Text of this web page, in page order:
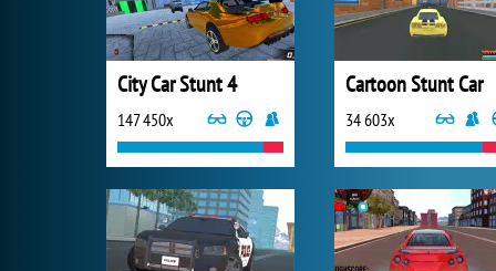
City Car Stunt 4
147 450x
Cartoon Stunt Car
34 603x